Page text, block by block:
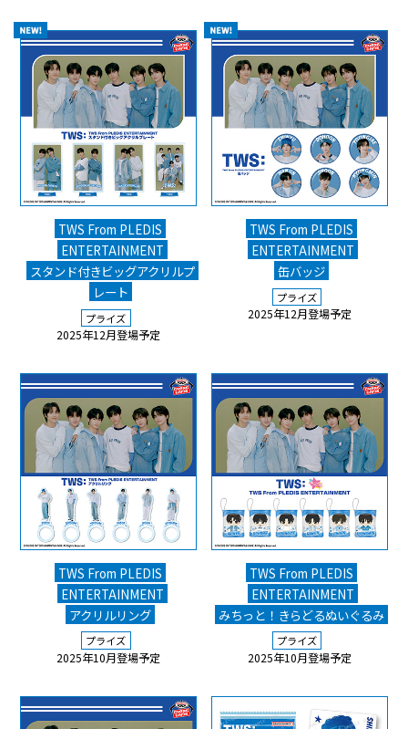
TWS From PLEDIS
ENTERTAINMENT
スタンド付きビッグアクリルプ
レート
プライズ
2025年12月登場予定
TWS From PLEDIS
ENTERTAINMENT
缶バッジ
プライズ
2025年12月登場予定
TWS From PLEDIS
ENTERTAINMENT
アクリルリング
プライズ
2025年10月登場予定
TWS From PLEDIS
ENTERTAINMENT
みちっと！きらどるぬいぐるみ
プライズ
2025年10月登場予定